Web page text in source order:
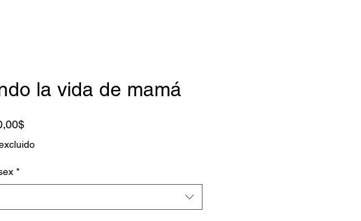
la vida de mamá
Precio
de
*